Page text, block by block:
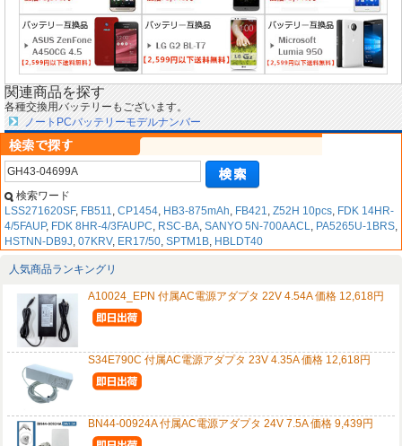
関連商品を探す
各種交換用バッテリーもございます。
ノートPCバッテリーモデルナンバー
検索ワード
LSS271620SF, FB511, CP1454, HB3-875mAh, FB421, Z52H 10pcs, FDK 14HR-
4/5FAUP, FDK 8HR-4/3FAUPC, RSC-BA, SANYO 5N-700AACL, PA5265U-1BRS,
HSTNN-DB9J, 07KRV, ER17/50, SPTM1B, HBLDT40
人気商品ランキングリ
A10024_EPN 付属AC電源アダプタ 22V 4.54A 価格 12,618円
S34E790C 付属AC電源アダプタ 23V 4.35A 価格 12,618円
BN44-00924A 付属AC電源アダプタ 24V 7.5A 価格 9,439円